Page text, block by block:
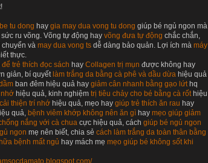
tu dong hay gia may dua vong tu dong giúp bé ngủ ngon mà
sức ru võng. Võng tự động hay võng đưa tự động chắc chắn,
chuyển và may dua vong ts dễ dàng bảo quản. Lợi ích mà máy
thực.
để trẻ thích đọc sách hay Collagen trị mụn được không hay
giản, bí quyết làm trắng da bằng cà phê và dầu dừa hiệu quả
ban đêm hiệu quả hay giảm cân nhanh bằng gạo lứthq
hiệu quả, kinh nghiệm trị tiêu chảy cho bé bằng cà rốthiệu
thiện trí nhớ hiệu quả, mẹo hay giúp trẻ thích ăn rau hay
quả, bệnh viêm khớp không nên ăn gì hay mẹo giúp giảm
nắng với cà chua cực hiệu quả, cách giúp bé ngủ ngon
ngon mẹ nên biết, chia sẻ cách làm trắng da toàn thân bằng
bệnh mất ngủ hay mách mẹ mẹo giúp bé không sốt khi